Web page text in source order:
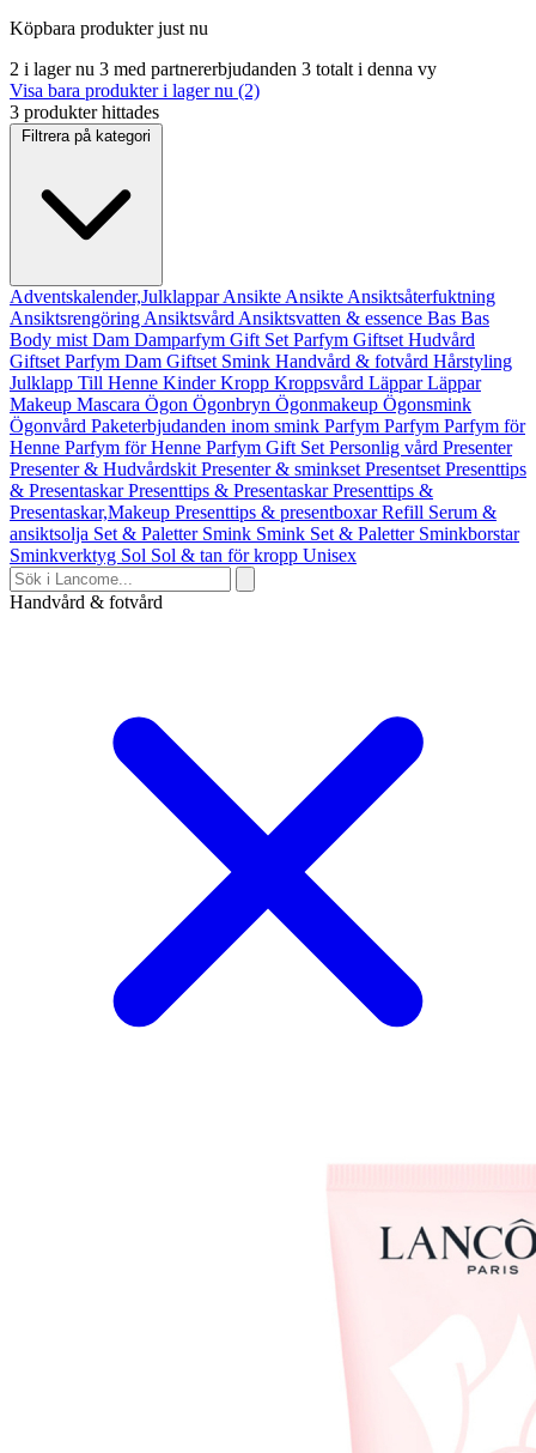
Köpbara produkter just nu
2 i lager nu 3 med partnererbjudanden 3 totalt i denna vy
Visa bara produkter i lager nu (2)
3 produkter hittades
Filtrera på kategori
Adventskalender,JulklapparAnsikte Ansikte Ansiktsåterfuktning
Ansiktsrengöring Ansiktsvård Ansiktsvatten & essence Bas Bas
Body mist Dam Damparfym Gift Set Parfym Giftset Hudvård
Giftset Parfym Dam Giftset Smink Handvård & fotvård Hårstyling
Julklapp Till Henne KinderKropp Kroppsvård LäpparLäppar
Makeup Mascara Ögon Ögonbryn Ögonmakeup Ögonsmink
Ögonvård Paketerbjudanden inom smink Parfym Parfym Parfym för
Henne Parfym för Henne Parfym Gift Set Personlig vård Presenter
Presenter & Hudvårdskit Presenter & sminkset Presentset Presenttips
& PresentaskarPresenttips & PresentaskarPresenttips &
Presentaskar,Makeup Presenttips & presentboxarRefill Serum &
ansiktsolja Set & Paletter Smink Smink Set & Paletter Sminkborstar
Sminkverktyg Sol Sol & tan för kropp Unisex
Handvård & fotvård